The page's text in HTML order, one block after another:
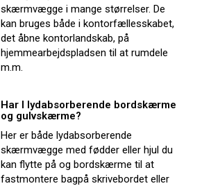
skærmvægge i mange størrelser. De
kan bruges både i kontorfællesskabet,
det åbne kontorlandskab, på
hjemmearbejdspladsen til at rumdele
m.m.
Har I lydabsorberende bordskærme
og gulvskærme?
Her er både lydabsorberende
skærmvægge med fødder eller hjul du
kan flytte på og bordskærme til at
fastmontere bagpå skrivebordet eller